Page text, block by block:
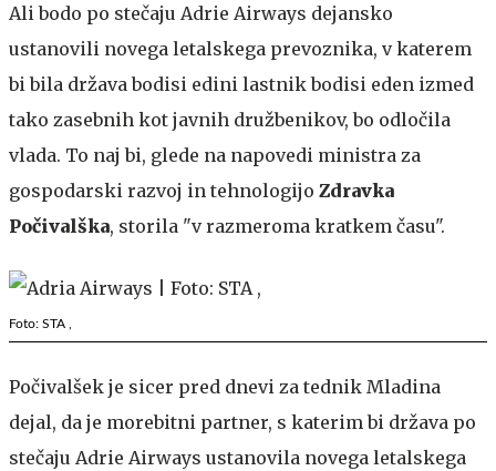
Ali bodo po stečaju Adrie Airways dejansko
ustanovili novega letalskega prevoznika, v katerem
bi bila država bodisi edini lastnik bodisi eden izmed
tako zasebnih kot javnih družbenikov, bo odločila
vlada. To naj bi, glede na napovedi ministra za
gospodarski razvoj in tehnologijo Zdravka
Počivalška, storila "v razmeroma kratkem času".
Foto: STA ,
Počivalšek je sicer pred dnevi za tednik Mladina
dejal, da je morebitni partner, s katerim bi država po
stečaju Adrie Airways ustanovila novega letalskega